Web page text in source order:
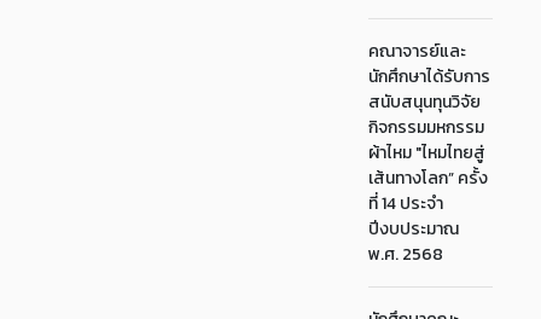
คณาจารย์และ
นักศึกษาได้รับการ
สนับสนุนทุนวิจัย
กิจกรรมมหกรรม
ผ้าไหม "ไหมไทยสู่
เส้นทางโลก” ครั้ง
ที่ 14 ประจำ
ปีงบประมาณ
พ.ศ. 2568